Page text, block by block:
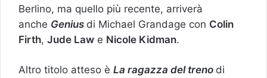
Berlino, ma quello più recente, arriverà
anche Genius di Michael Grandage con Colin
Firth, Jude Law e Nicole Kidman.
Altro titolo atteso è La ragazza del treno di